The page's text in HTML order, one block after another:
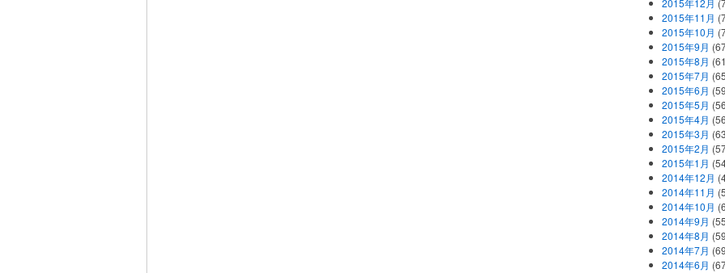
2015年12月
2015年11月
2015年10月
2015年9月
2015年8月
2015年7月
2015年6月
2015年5月
2015年4月
2015年3月
2015年2月
2015年1月
2014年12月
2014年11月
2014年10月
2014年9月
2014年8月
2014年7月
2014年6月